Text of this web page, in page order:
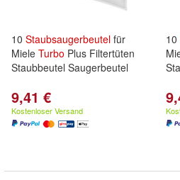
10 Staubsaugerbeutel für
Miele Turbo Plus Filtertüten
Staubbeutel Saugerbeutel
9,41 €
Kostenloser Versand
10